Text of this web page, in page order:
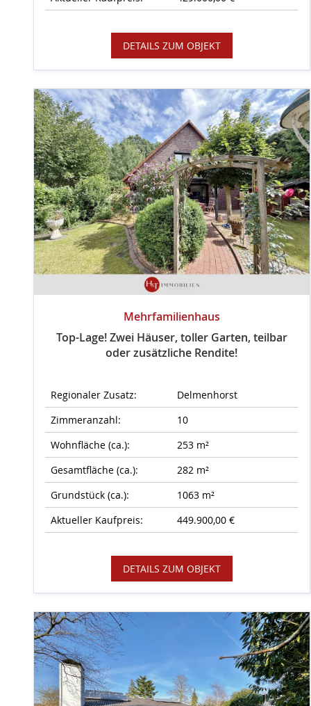
DETAILS ZUM OBJEKT
Mehrfamilienhaus
Top-Lage! Zwei Häuser, toller Garten, teilbar
oder zusätzliche Rendite!
Regionaler Zusatz:
Delmenhorst
Zimmeranzahl:
10
Wohnfläche (ca.):
253 m²
Gesamtfläche (ca.):
282 m²
Grundstück (ca.):
1063 m²
Aktueller Kaufpreis:
449.900,00 €
DETAILS ZUM OBJEKT